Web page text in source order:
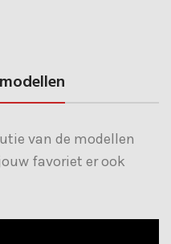
van de modellen
favoriet er ook